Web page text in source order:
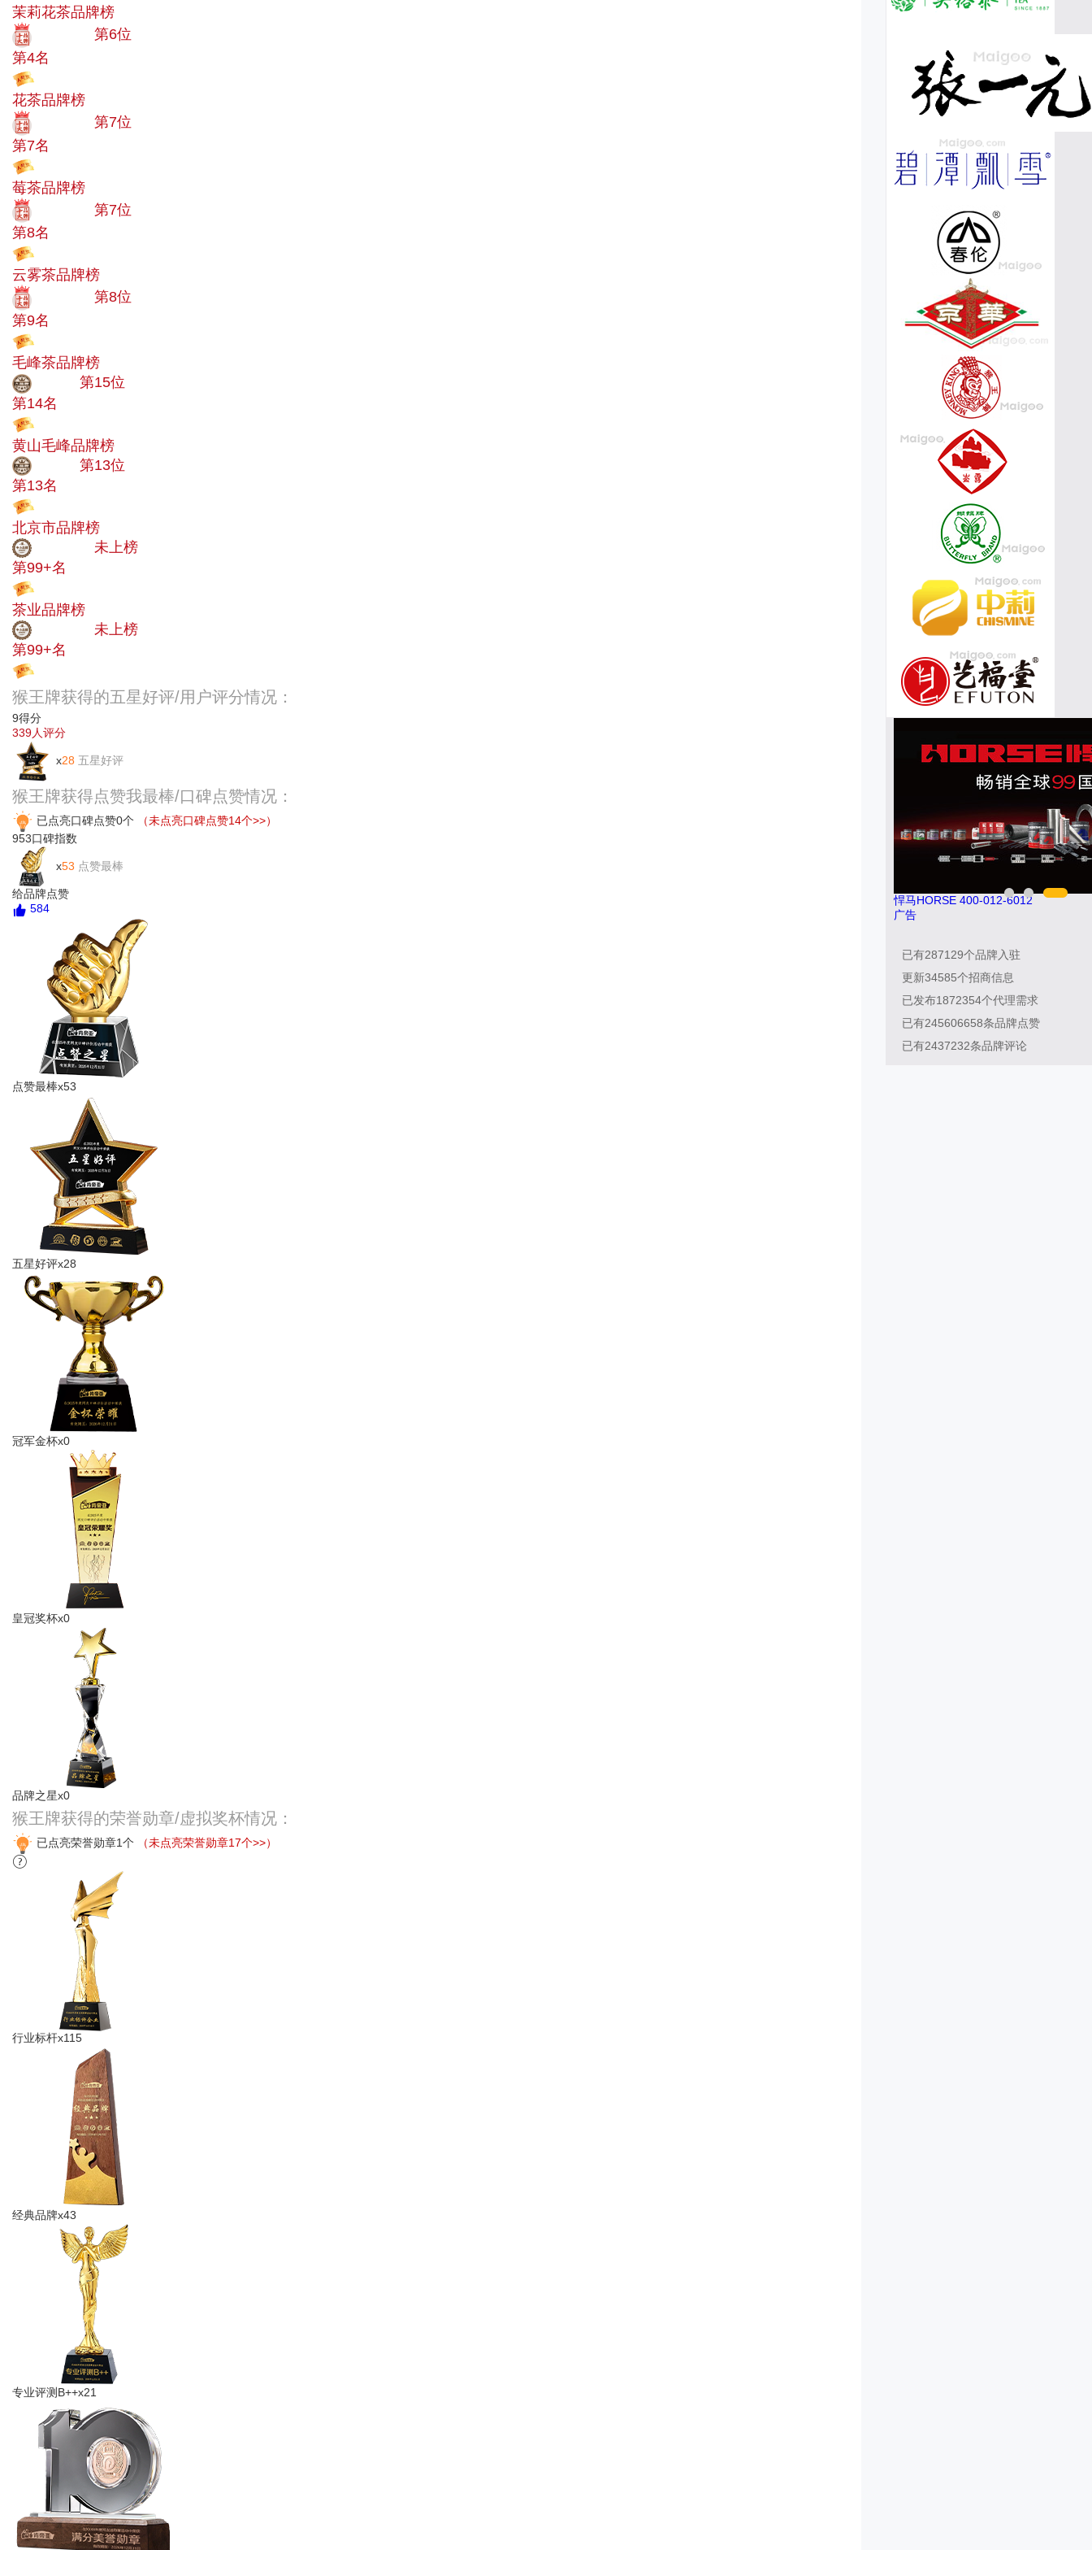
茉莉花茶品牌榜
第6位
第4名
花茶品牌榜
第7位
第7名
莓茶品牌榜
第7位
第8名
云雾茶品牌榜
第8位
第9名
毛峰茶品牌榜
第15位
第14名
黄山毛峰品牌榜
第13位
第13名
北京市品牌榜
未上榜
第99+名
茶业品牌榜
未上榜
第99+名
猴王牌获得的五星好评/用户评分情况：
9得分
339人评分
x28 五星好评
猴王牌获得点赞我最棒/口碑点赞情况：
已点亮口碑点赞0个
（未点亮口碑点赞14个>>）
953口碑指数
x53 点赞最棒
给品牌点赞
584
点赞最棒x53
五星好评x28
冠军金杯x0
皇冠奖杯x0
品牌之星x0
猴王牌获得的荣誉勋章/虚拟奖杯情况：
已点亮荣誉勋章1个 （未点亮荣誉勋章17个>>）
行业标杆x115
经典品牌x43
专业​评测B++x21
南飞NCNF 0791-88388036
广告
已有287129个品牌入驻
更新34585个招商信息
已发布1872354个代理需求
已有245606658条品牌点赞
已有2437232条品牌评论